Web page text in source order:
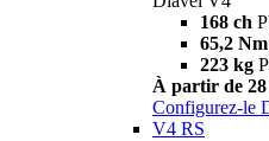
168 ch
65,2 Nm
223 kg
À partir de 28
Configurez-le
V4 RS